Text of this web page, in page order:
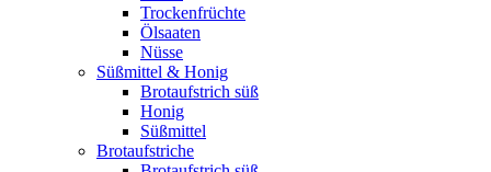
Trockenfrüchte
Ölsaaten
Nüsse
Süßmittel & Honig
Brotaufstrich süß
Honig
Süßmittel
Brotaufstriche